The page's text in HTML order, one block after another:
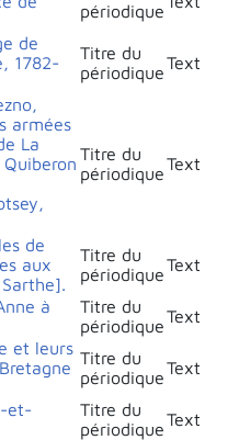
périodique
de
1782-
Titre du
périodiqueText
armées
La
Titre du
périodiqueText
de
aux
Titre du
périodiqueText
à
Titre du
périodiqueText
et leurs Titre du
périodiqueText
et-
Titre du
périodiqueText